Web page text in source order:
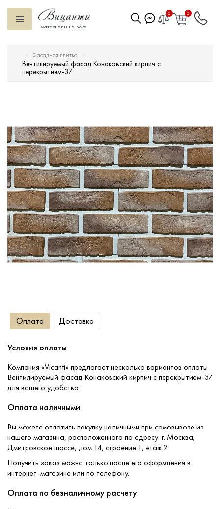
материалы на века
0 0
Искусственный камень
Тротуарная плитка
Террасная доска
Ступени
Сухие смеси
Сопутствующие товары
Доставка
Контакты
Фасадная плитка
Вентилируемый фасад Конаковский кирпич с
перекрытием-37
Оплата Доставка
Условия оплаты
Компания «Vicanti» предлагает несколько вариантов оплаты
Вентилируемый фасад Конаковский кирпич с перекрытием-37
для вашего удобства:
Оплата наличными
Вы можете оплатить покупку наличными при самовывозе из
нашего магазина, расположенного по адресу: г. Москва,
Дмитровское шоссе, дом 14, строение 1, этаж 2
Получить заказ можно только после его оформления в
интернет-магазине или по телефону.
Оплата по безналичному расчету